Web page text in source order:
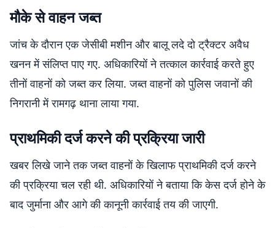
मौके से वाहन जब्त
जांच के दौरान एक जेसीबी मशीन और बालू लदे दो ट्रैक्टर अवैध
खनन में संलिप्त पाए गए. अधिकारियों ने तत्काल कार्रवाई करते हुए
तीनों वाहनों को जब्त कर लिया. जब्त वाहनों को पुलिस जवानों की
निगरानी में रामगढ़ थाना लाया गया.
प्राथमिकी दर्ज करने की प्रक्रिया जारी
खबर लिखे जाने तक जब्त वाहनों के खिलाफ प्राथमिकी दर्ज करने
की प्रक्रिया चल रही थी. अधिकारियों ने बताया कि केस दर्ज होने के
बाद जुर्माना और आगे की कानूनी कार्रवाई तय की जाएगी.